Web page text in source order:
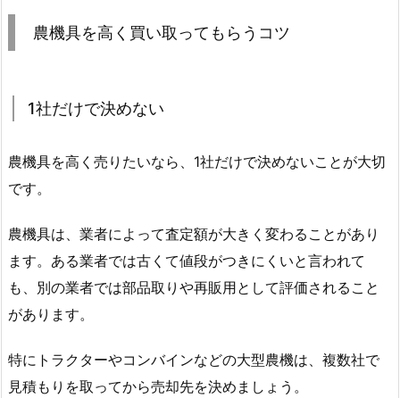
農機具を高く買い取ってもらうコツ
1社だけで決めない
農機具を高く売りたいなら、1社だけで決めないことが大切
です。
農機具は、業者によって査定額が大きく変わることがあり
ます。ある業者では古くて値段がつきにくいと言われて
も、別の業者では部品取りや再販用として評価されること
があります。
特にトラクターやコンバインなどの大型農機は、複数社で
見積もりを取ってから売却先を決めましょう。